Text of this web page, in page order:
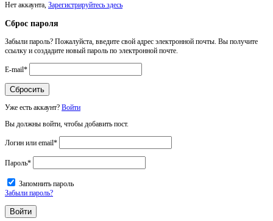
Нет аккаунта, Зарегистрируйтесь здесь
Сброс пароля
Забыли пароль? Пожалуйста, введите свой адрес электронной почты. Вы получите
ссылку и создадите новый пароль по электронной почте.
E-mail*
Уже есть аккаунт? Войти
Вы должны войти, чтобы добавить пост.
Логин или email*
Пароль*
Запомнить пароль
Забыли пароль?